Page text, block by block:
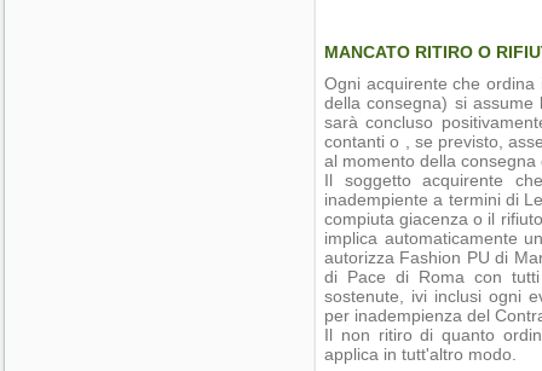
MANCATO RITIRO O
Ogni acquirente che
della consegna) si
sarà concluso
contanti o , se previsto,
al momento della consegna
Il soggetto acquirente
inadempiente a termini di
compiuta giacenza o il
implica automaticamente
autorizza Fashion PU di
di Pace di Roma con
sostenute, ivi inclusi ogni
per inadempienza del
Il non ritiro di quanto
applica in tutt'altro modo.